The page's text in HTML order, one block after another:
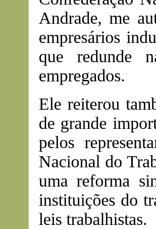
Andrade, me
empresários
que redunde
empregados.
Ele reiterou
de grande
pelos
Nacional do
uma reforma
instituições do
leis trabalhistas.